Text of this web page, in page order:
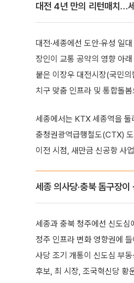
대전 4년 만의 리턴매치…
대전·세종에선 도안·유성 일
장인이 교통 공약의 영향 아
붙은 이장우 대전시장(국민
치구 맞춤 인프라 및 통합돌
세종에서는 KTX 세종역을
충청권광역급행철도(CTX)
이전 시점, 새만금 신공항 사
세종 의사당·충북 돔구장이
세종과 충북 청주에선 신도
정주 인프라 변화 영향권에
사당 조기 개통이 신도심 부
후보, 최 시장, 조국혁신당 황